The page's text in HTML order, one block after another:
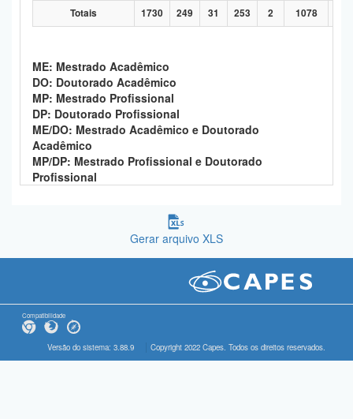
Totais 1730 249 31 253 2 1078
ME: Mestrado Acadêmico
DO: Doutorado Acadêmico
MP: Mestrado Profissional
DP: Doutorado Profissional
ME/DO: Mestrado Acadêmico e Doutorado
Acadêmico
MP/DP: Mestrado Profissional e Doutorado
Profissional
Gerar arquivo XLS
Compatibilidade
Versão do sistema: 3.88.9 Copyright 2022 Capes. Todos os direitos reservados.